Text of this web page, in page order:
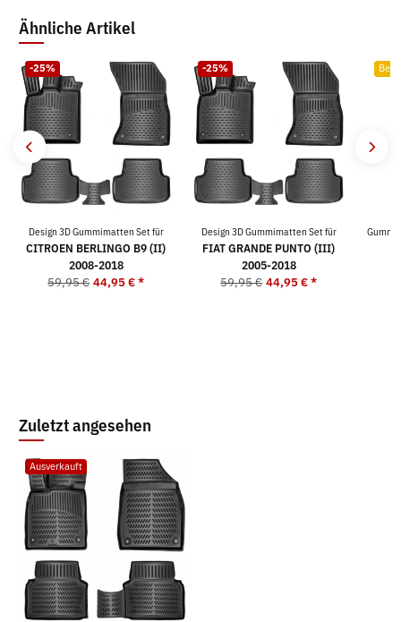
Ähnliche Artikel
-25%
Design 3D Gummimatten Set für
CITROEN BERLINGO B9 (II)
2008-2018
59,95 € 44,95 €*
-25%
Design 3D Gummimatten Set für
FIAT GRANDE PUNTO (III)
2005-2018
59,95 € 44,95 €*
Zuletzt angesehen
Ausverkauft